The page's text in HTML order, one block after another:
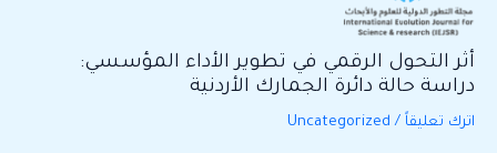
أثر التحول الرقمي في تطوير الأداء المؤسسي:
دراسة حالة دائرة الجمارك الأردنية
اترك تعليقاً /
Uncategorized